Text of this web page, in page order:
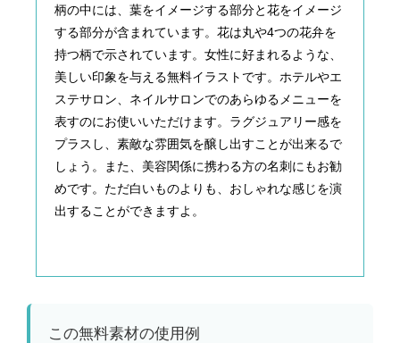
柄の中には、葉をイメージする部分と花をイメージ
する部分が含まれています。花は丸や4つの花弁を
持つ柄で示されています。女性に好まれるような、
美しい印象を与える無料イラストです。ホテルやエ
ステサロン、ネイルサロンでのあらゆるメニューを
表すのにお使いいただけます。ラグジュアリー感を
プラスし、素敵な雰囲気を醸し出すことが出来るで
しょう。また、美容関係に携わる方の名刺にもお勧
めです。ただ白いものよりも、おしゃれな感じを演
出することができますよ。
この無料素材の使用例